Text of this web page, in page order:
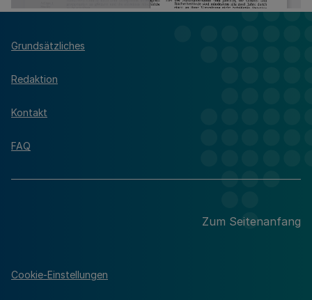
Grundsätzliches
Redaktion
Kontakt
FAQ
Zum Seitenanfang
Cookie-Einstellungen